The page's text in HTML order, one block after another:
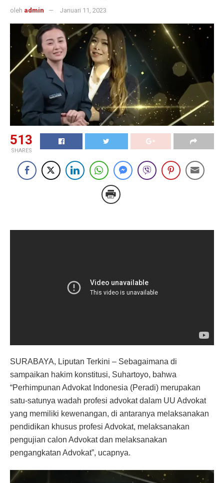
oleh admin Januari 11, 2023
513
SHARES
SURABAYA, Liputan Terkini – Sebagaimana di
sampaikan hakim konstitusi, Suhartoyo, bahwa
“Perhimpunan Advokat Indonesia (Peradi) merupakan
satu-satunya wadah profesi advokat dalam UU Advokat
yang memiliki kewenangan, di antaranya melaksanakan
pendidikan khusus profesi Advokat, melaksanakan
pengujian calon Advokat dan melaksanakan
pengangkatan Advokat”, ucapnya.